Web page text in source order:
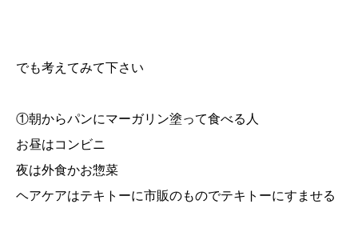
でも考えてみて下さい
①朝からパンにマーガリン塗って食べる人
お昼はコンビニ
夜は外食かお惣菜
ヘアケアはテキトーに市販のものでテキトーにすませる